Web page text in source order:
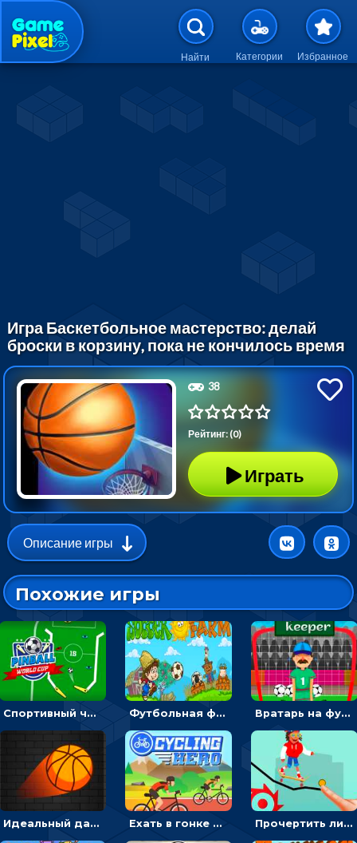
Перейти к основному
Найти Категории Избранное
Игра Баскетбольное мастерство: делай
броски в корзину, пока не кончилось время
38
Рейтинг: (0)
Играть
Описание игры
Похожие игры
Спортивный чемпионат по пейнтболу: ударять по ракеткам, чтобы забивать футбольный мяч в ворота Футбольная ферма: бей по мячу, чтобы забивать в ворота и ловить звезды Вратарь на футбольном поле: тапай, чтобы отбивать мячи в воротах ногами и руками - спортивные
Идеальный данк: направлять пунктир в корзину и попадать мячом Ехать в гонке на велосипедах через трамплины к финишу на скорость - спортивные Прочертить линию, чтобы проехать на скейте, через преграды к финишу - для мальчиков